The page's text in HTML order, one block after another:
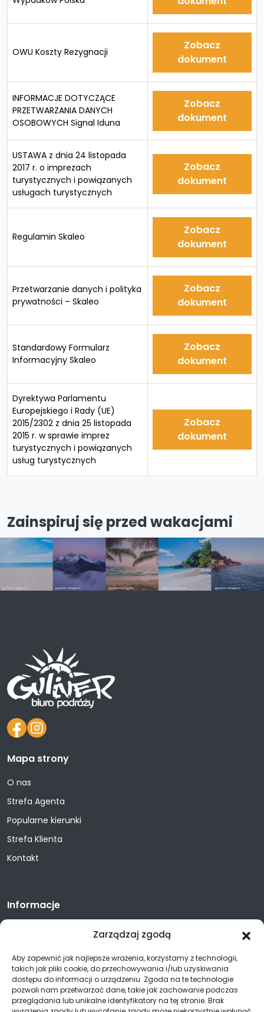
Zarządzaj zgodą
Aby zapewnić jak najlepsze wrażenia, korzystamy z technologii,
takich jak pliki cookie, do przechowywania i/lub uzyskiwania
dostępu do informacji o urządzeniu. Zgoda na te technologie
pozwoli nam przetwarzać dane, takie jak zachowanie podczas
przeglądania lub unikalne identyfikatory na tej stronie. Brak
OWU Koszty Rezygnacji
Zobacz
dokument
INFORMACJE DOTYCZĄCE
PRZETWARZANIA DANYCH
OSOBOWYCH Signal Iduna
Zobacz
dokument
USTAWA z dnia 24 listopada
2017 r. o imprezach
turystycznych i powiązanych
usługach turystycznych
Zobacz
dokument
Regulamin Skaleo
Zobacz
dokument
Przetwarzanie danych i polityka
prywatności – Skaleo
Zobacz
dokument
Standardowy Formularz
Informacyjny Skaleo
Zobacz
dokument
Dyrektywa Parlamentu
Europejskiego i Rady (UE)
2015/2302 z dnia 25 listopada
2015 r. w sprawie imprez
turystycznych i powiązanych
usług turystycznych
Zobacz
dokument
Zainspiruj się przed wakacjami
Mapa strony
O nas
Strefa Agenta
Popularne kierunki
Strefa Klienta
Kontakt
Informacje
Kontakt
17 852 89 31